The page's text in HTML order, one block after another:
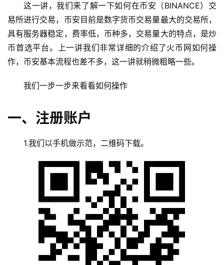
这一讲，我们来了解一下如何在币安（BINANCE）交
易所进行交易，币安目前是数字货币交易量最大的交易所，
具有服务器稳定，费率低，币种多，交易量大的特点，是炒
币首选平台。上一讲我们非常详细的介绍了火币网如何操
作，币安基本流程也差不多，这一讲就稍微粗略一些。
我们一步一步来看看如何操作
一、注册账户
1.我们以手机做示范，二维码下载。